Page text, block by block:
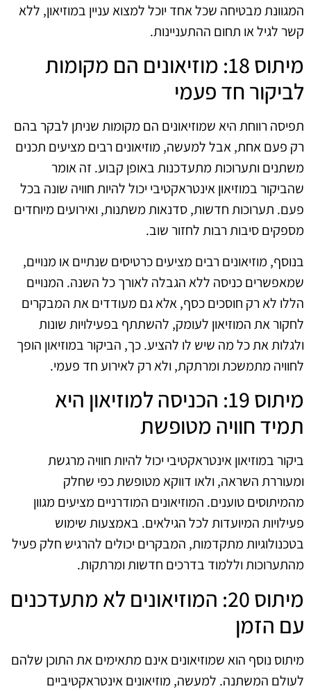
המגוונת מבטיחה שכל אחד יוכל למצוא עניין במוזיאון, ללא
קשר לגיל או תחום ההתעניינות.
מיתוס 18: מוזיאונים הם מקומות
לביקור חד פעמי
תפיסה רווחת היא שמוזיאונים הם מקומות שניתן לבקר בהם
רק פעם אחת, אבל למעשה, מוזיאונים רבים מציעים תכנים
משתנים ותערוכות מתעדכנות באופן קבוע. זה אומר
שהביקור במוזיאון אינטראקטיבי יכול להיות חוויה שונה בכל
פעם. תערוכות חדשות, סדנאות משתנות, ואירועים מיוחדים
מספקים סיבות רבות לחזור שוב.
בנוסף, מוזיאונים רבים מציעים כרטיסים שנתיים או מנויים,
שמאפשרים כניסה ללא הגבלה לאורך כל השנה. המנויים
הללו לא רק חוסכים כסף, אלא גם מעודדים את המבקרים
לחקור את המוזיאון לעומק, להשתתף בפעילויות שונות
ולגלות את כל מה שיש לו להציע. כך, הביקור במוזיאון הופך
לחוויה מתמשכת ומרתקת, ולא רק לאירוע חד פעמי.
מיתוס 19: הכניסה למוזיאון היא
תמיד חוויה מטופשת
ביקור במוזיאון אינטראקטיבי יכול להיות חוויה מרגשת
ומעוררת השראה, ולאו דווקא מטופשת כפי שחלק
מהמיתוסים טוענים. המוזיאונים המודרניים מציעים מגוון
פעילויות המיועדות לכל הגילאים. באמצעות שימוש
בטכנולוגיות מתקדמות, המבקרים יכולים להרגיש חלק פעיל
מהתערוכות וללמוד בדרכים חדשות ומרתקות.
מיתוס 20: המוזיאונים לא מתעדכנים
עם הזמן
מיתוס נוסף הוא שמוזיאונים אינם מתאימים את התוכן שלהם
לעולם המשתנה. למעשה, מוזיאונים אינטראקטיביים